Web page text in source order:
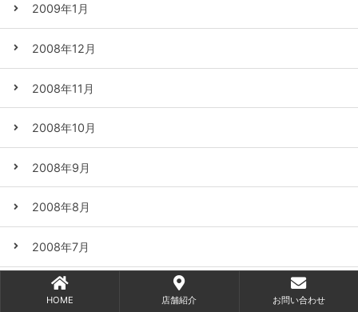
2009年1月
2008年12月
2008年11月
2008年10月
2008年9月
2008年8月
2008年7月
2008年6月
HOME 店舗紹介 お問い合わせ